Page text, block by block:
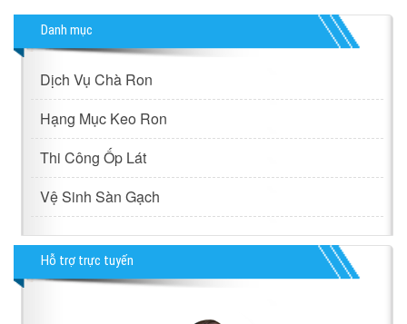
Danh mục
Dịch Vụ Chà Ron
Hạng Mục Keo Ron
Thi Công Ốp Lát
Vệ Sinh Sàn Gạch
Hỗ trợ trực tuyến